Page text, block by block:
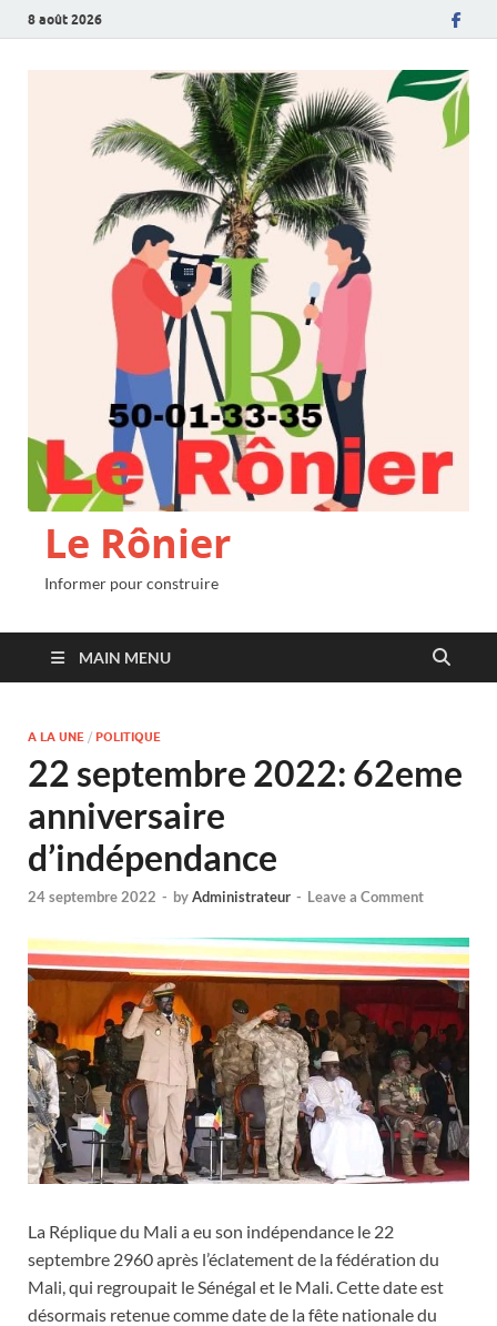
8 août 2026
Le Rônier
Informer pour construire
MAIN MENU
A LA UNE / POLITIQUE
22 septembre 2022: 62eme
anniversaire
d’indépendance
24 septembre 2022 - byAdministrateur - Leave a Comment
La Réplique du Mali a eu son indépendance le 22
septembre 2960 après l’éclatement de la fédération du
Mali, qui regroupait le Sénégal et le Mali. Cette date est
désormais retenue comme date de la fête nationale du